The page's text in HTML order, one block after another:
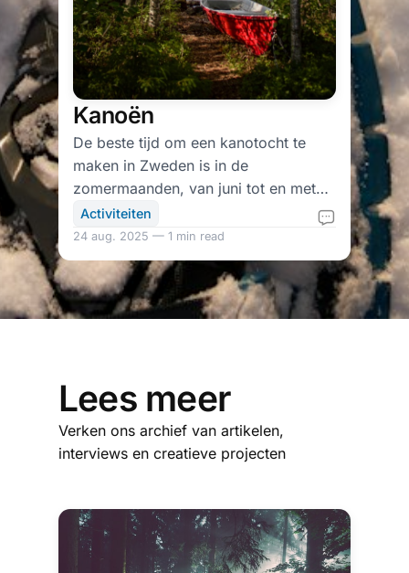
Kanoën
De beste tijd om een kanotocht te
maken in Zweden is in de
zomermaanden, van juni tot en met
augustus. In deze periode is het weer
het meest stabiel en zijn de dagen het
langst. Het is ook het hoogseizoen
voor toerisme, dus er zijn veel
faciliteiten en activiteiten beschikbaar.
Activiteiten
24 aug. 2025 — 1 min read
Lees meer
Verken ons archief van artikelen,
interviews en creatieve projecten